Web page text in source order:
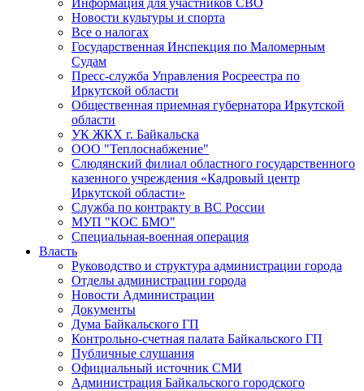
Информация для участников СВО
Новости культуры и спорта
Все о налогах
Государственная Инспекция по Маломерным
Судам
Пресс-служба Управления Росреестра по
Иркутской области
Общественная приемная губернатора Иркутской
области
УК ЖКХ г. Байкальска
ООО "Теплоснабжение"
Слюдянский филиал областного государственного
казенного учреждения «Кадровый центр
Иркутской области»
Служба по контракту в ВС России
МУП "КОС БМО"
Специальная-военная операция
Власть
Руководство и структура администрации города
Отделы администрации города
Новости Администрации
Документы
Дума Байкальского ГП
Контрольно-счетная палата Байкальского ГП
Публичные слушания
Официальный источник СМИ
Администрация Байкальского городского